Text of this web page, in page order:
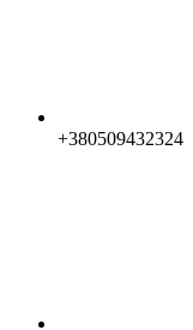
+380509432324